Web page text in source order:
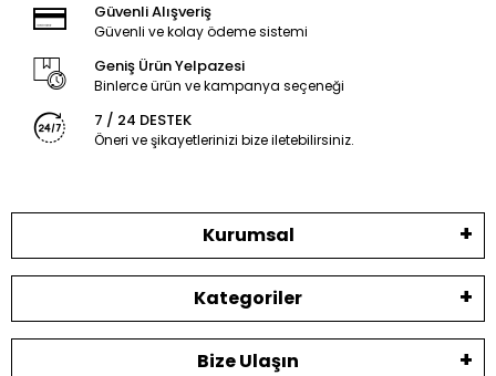
Güvenli Alışveriş
Güvenli ve kolay ödeme sistemi
Geniş Ürün Yelpazesi
Binlerce ürün ve kampanya seçeneği
7 / 24 DESTEK
Öneri ve şikayetlerinizi bize iletebilirsiniz.
Kurumsal
Kategoriler
Bize Ulaşın